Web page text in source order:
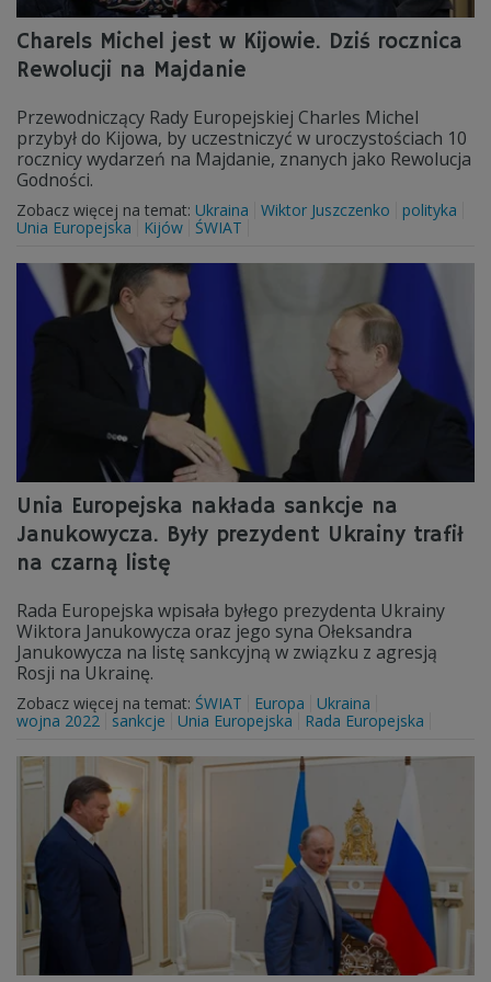
Charels Michel jest w Kijowie. Dziś rocznica
Rewolucji na Majdanie
Przewodniczący Rady Europejskiej Charles Michel
przybył do Kijowa, by uczestniczyć w uroczystościach 10
rocznicy wydarzeń na Majdanie, znanych jako Rewolucja
Godności.
Zobacz więcej na temat: Ukraina Wiktor Juszczenko
polityka
Unia Europejska
Kijów ŚWIAT
Unia Europejska nakłada sankcje na
Janukowycza. Były prezydent Ukrainy trafił
na czarną listę
Rada Europejska wpisała byłego prezydenta Ukrainy
Wiktora Janukowycza oraz jego syna Ołeksandra
Janukowycza na listę sankcyjną w związku z agresją
Rosji na Ukrainę.
Zobacz więcej na temat: ŚWIAT Europa
Ukraina
wojna 2022
sankcje Unia Europejska Rada Europejska